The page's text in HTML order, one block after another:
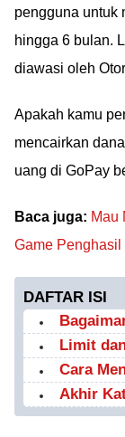
pengguna untuk
hingga 6 bulan.
diawasi oleh
Apakah kamu
mencairkan
uang di GoPay
Baca juga: Mau
Game
DAFTAR ISI
Limit
Cara
Akhir